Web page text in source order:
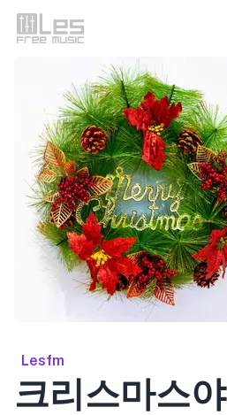
Lesfm
크리스마스야